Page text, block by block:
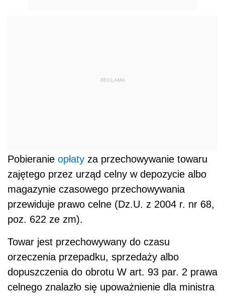
REKLAMA
Pobieranie opłaty za przechowywanie towaru
zajętego przez urząd celny w depozycie albo
magazynie czasowego przechowywania
przewiduje prawo celne (Dz.U. z 2004 r. nr 68,
poz. 622 ze zm).
Towar jest przechowywany do czasu
orzeczenia przepadku, sprzedaży albo
dopuszczenia do obrotu W art. 93 par. 2 prawa
celnego znalazło się upoważnienie dla ministra